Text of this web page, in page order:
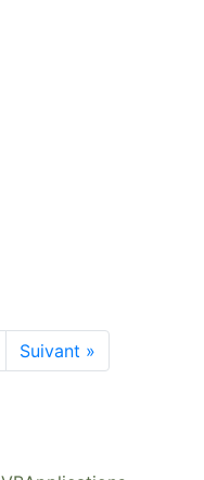
Suivant »